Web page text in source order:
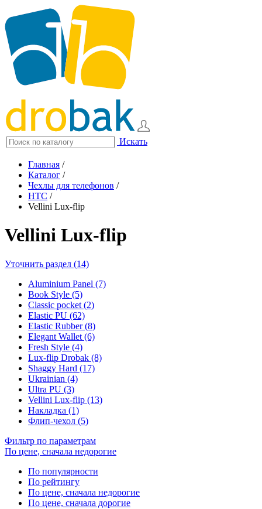
Искать
Главная /
Каталог /
Чехлы для телефонов /
HTC /
Vellini Lux-flip
Vellini Lux-flip
Уточнить раздел (14)
Aluminium Panel (7)
Book Style (5)
Classic pocket (2)
Elastic PU (62)
Elastic Rubber (8)
Elegant Wallet (6)
Fresh Style (4)
Lux-flip Drobak (8)
Shaggy Hard (17)
Ukrainian (4)
Ultra PU (3)
Vellini Lux-flip (13)
Накладка (1)
Флип-чехол (5)
Фильтр по параметрам
По цене, сначала недорогие
По популярности
По рейтингу
По цене, сначала недорогие
По цене, сначала дорогие